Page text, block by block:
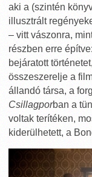
aki a (szintén
illusztrált
– vitt vászonra,
részben erre
bejáratott
összeszerelje a
állandó társa, a
Csillagporban a
voltak terítéken,
kiderülhetett, a